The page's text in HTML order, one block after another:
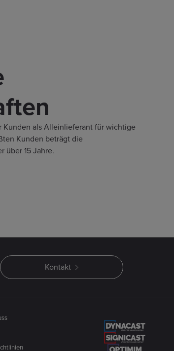
Kunden als Alleinlieferant für wichtige
Kunden beträgt die
über 15 Jahre.
Kontakt